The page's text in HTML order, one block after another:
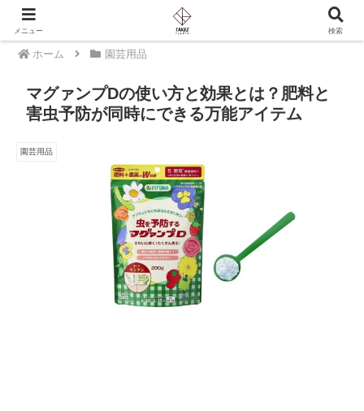
PR
ホーム 園芸用品
マグァンプDの使い方と効果とは？肥料と
害虫予防が同時にできる万能アイテム
園芸用品
メニュー 検索